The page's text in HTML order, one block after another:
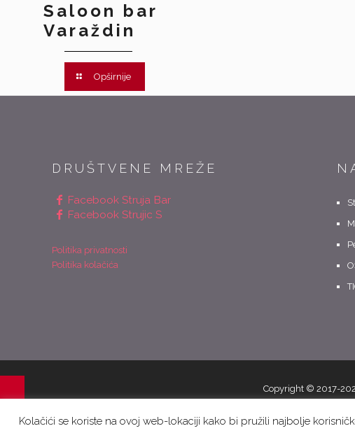
Saloon bar
Varaždin
Opširnije
DRUŠTVENE MREŽE
Facebook Struja Bar
Facebook Strujic S
Politika privatnosti
Politika kolačića
Copyright © 2017-
Kolačići se koriste na ovoj web-lokaciji kako bi pružili najbolje